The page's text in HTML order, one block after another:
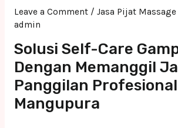
Leave a Comment / Jasa Pijat
admin
Solusi Self-Care
Dengan Memanggil
Panggilan
Mangupura